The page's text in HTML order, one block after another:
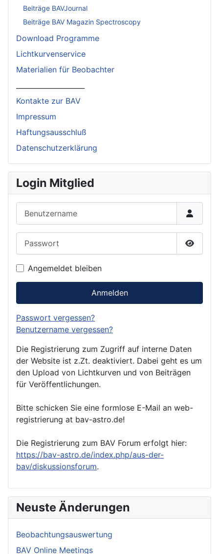
Beiträge BAVJournal
Beiträge BAV Magazin Spectroscopy
Download Programme
Lichtkurvenservice
Materialien für Beobachter
Kontakte zur BAV
Impressum
Haftungsausschluß
Datenschutzerklärung
Login Mitglied
Angemeldet bleiben
Anmelden
Passwort vergessen?
Benutzername vergessen?
Die Registrierung zum Zugriff auf interne Daten
der Website ist z.Zt. deaktiviert. Dabei geht es um
den Upload von Lichtkurven und von Beiträgen
für Veröffentlichungen.
Bitte schicken Sie eine formlose E-Mail an web-
registrierung at bav-astro.de!
Die Registrierung zum BAV Forum erfolgt hier:
https://bav-astro.de/index.php/aus-der-
bav/diskussionsforum.
Neuste Änderungen
Beobachtungsauswertung
BAV Online Meetings